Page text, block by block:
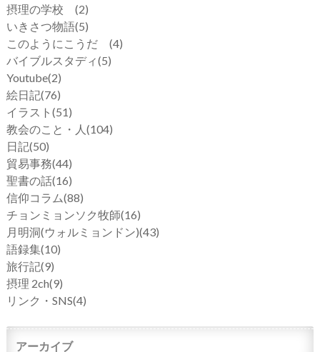
摂理の学校 (2)
いきさつ物語(5)
このようにこうだ (4)
バイブルスタディ(5)
Youtube(2)
絵日記(76)
イラスト (51)
教会のこと・人 (104)
日記(50)
貿易事務(44)
聖書の話(16)
信仰コラム(88)
チョンミョンソク牧師(16)
月明洞(ウォルミョンドン)(43)
語録集(10)
旅行記(9)
摂理 2ch(9)
リンク・SNS(4)
アーカイブ